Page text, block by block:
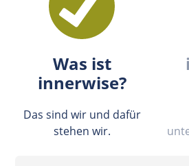
Was ist
innerwise?
Das sind wir und dafür
stehen wir.